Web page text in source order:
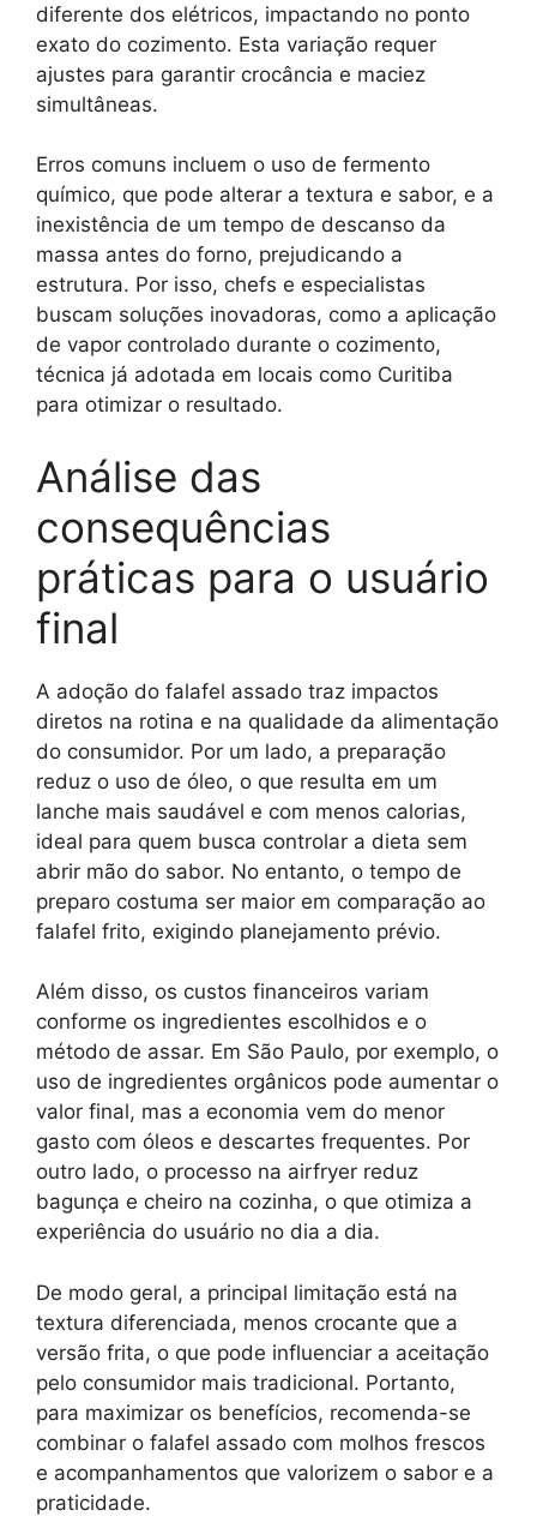
diferente dos elétricos, impactando no ponto
exato do cozimento. Esta variação requer
ajustes para garantir crocância e maciez
simultâneas.
Erros comuns incluem o uso de fermento
químico, que pode alterar a textura e sabor, e a
inexistência de um tempo de descanso da
massa antes do forno, prejudicando a
estrutura. Por isso, chefs e especialistas
buscam soluções inovadoras, como a aplicação
de vapor controlado durante o cozimento,
técnica já adotada em locais como Curitiba
para otimizar o resultado.
Análise das
consequências
práticas para o usuário
final
A adoção do falafel assado traz impactos
diretos na rotina e na qualidade da alimentação
do consumidor. Por um lado, a preparação
reduz o uso de óleo, o que resulta em um
lanche mais saudável e com menos calorias,
ideal para quem busca controlar a dieta sem
abrir mão do sabor. No entanto, o tempo de
preparo costuma ser maior em comparação ao
falafel frito, exigindo planejamento prévio.
Além disso, os custos financeiros variam
conforme os ingredientes escolhidos e o
método de assar. Em São Paulo, por exemplo, o
uso de ingredientes orgânicos pode aumentar o
valor final, mas a economia vem do menor
gasto com óleos e descartes frequentes. Por
outro lado, o processo na airfryer reduz
bagunça e cheiro na cozinha, o que otimiza a
experiência do usuário no dia a dia.
De modo geral, a principal limitação está na
textura diferenciada, menos crocante que a
versão frita, o que pode influenciar a aceitação
pelo consumidor mais tradicional. Portanto,
para maximizar os benefícios, recomenda-se
combinar o falafel assado com molhos frescos
e acompanhamentos que valorizem o sabor e a
praticidade.